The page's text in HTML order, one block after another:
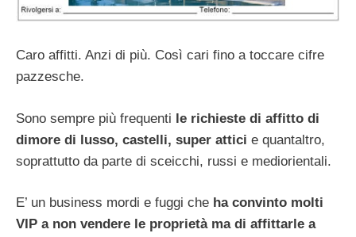
Caro affitti. Anzi di più. Così cari fino a toccare cifre
pazzesche.
Sono sempre più frequenti le richieste di affitto di
dimore di lusso, castelli, super attici e quantaltro,
soprattutto da parte di sceicchi, russi e mediorientali.
E’ un business mordi e fuggi che ha convinto molti
VIP a non vendere le proprietà ma di affittarle a